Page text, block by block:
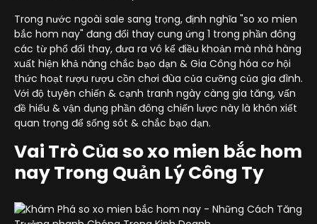
Trong nước ngoài sale sang trọng, định nghĩa "so xo mien
bắc hom nay" đang đổi thay cung ứng 1 trong phần đông
các từ phổ đổi thay, đưa ra vô kể điều khoản mà nhà hàng
xuất hiện khả năng chắc bạo dạn & Gia Công hóa cơ hội
thức hoạt rượu rượu cồn chơi đùa của cưỡng của gia đình.
Với độ tuyên chiến & cạnh tranh ngày càng gia tăng, vấn
đề hiểu & vận dụng phần đông chiến lược này là khôn xiết
quan trọng để sống sót & chắc bạo dạn.
Vai Trò Của so xo mien bắc hom
nay Trong Quản Lý Công Ty